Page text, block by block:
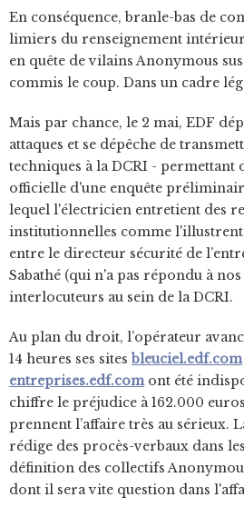
En conséquence, branle-bas de
limiers du renseignement
en quête de vilains Anonymous
commis le coup. Dans un cadre
Mais par chance, le 2 mai, EDF
attaques et se dépêche de
techniques à la DCRI -
officielle d'une enquête
lequel l'électricien entretient des
institutionnelles comme l'illustrent
entre le directeur sécurité de
Sabathé (qui n'a pas répondu à
interlocuteurs au sein de la DCRI.
Au plan du droit, l’opérateur
14 heures ses sitesbleuciel.edf.com
entreprises.edf.comont été
chiffre le préjudice à 162.000
prennent l’affaire très au sérieux.
rédige des procès-verbaux dans
définition des collectifs
dont il sera vite question dans